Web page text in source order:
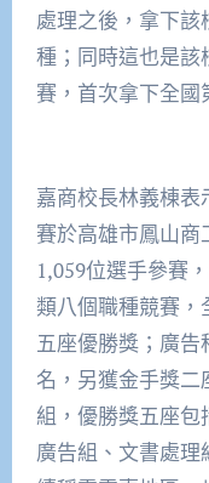
處理之後，拿下
種；同時這也是該
賽，首次拿下全國
嘉商校長林義棟
賽於高雄市鳳山商
1,059位選手參賽
類八個職種競賽，
五座優勝獎；廣告
名，另獲金手獎
組，優勝獎五座
廣告組、文書處